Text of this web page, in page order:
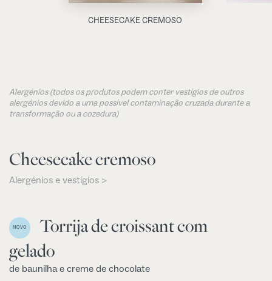
CHEESECAKE CREMOSO
Alergénios (todos os produtos podem conter vestígios de outros
alergénios devido a uma possível contaminação cruzada durante a
transformação ou a cozedura)
Cheesecake cremoso
Alergénios e vestígios >
NOVO
Torrija de croissant com
gelado
de baunilha e creme de chocolate